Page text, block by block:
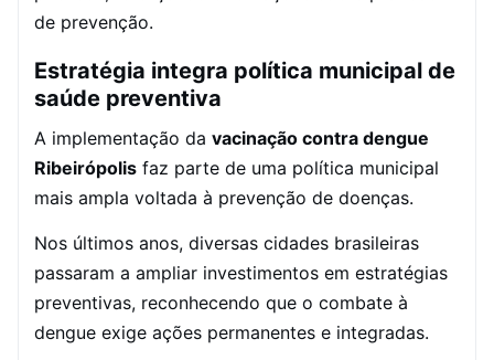
de prevenção.
Estratégia integra política municipal de
saúde preventiva
A implementação da vacinação contra dengue
Ribeirópolis faz parte de uma política municipal
mais ampla voltada à prevenção de doenças.
Nos últimos anos, diversas cidades brasileiras
passaram a ampliar investimentos em estratégias
preventivas, reconhecendo que o combate à
dengue exige ações permanentes e integradas.